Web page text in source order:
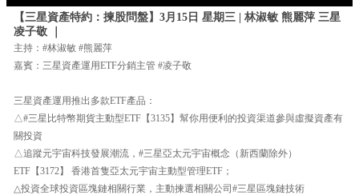
【三星資產特約：揀股問盤】3月15日 星期三 | 林淑敏 熊麗萍 三星
凌子敬 ｜
主持：#林淑敏 #熊麗萍
嘉賓：三星資產運用ETF分銷主管 #凌子敬
三星資產運用推出多款ETF產品：
△#三星比特幣期貨主動型ETF【3135】幫你用便利的投資渠道參與虛擬資產有
關投資
△追蹤元宇宙科技發展潮流，#三星亞太元宇宙概念（新西蘭除外）
ETF【3172】 香港首隻亞太元宇宙主動型管理ETF；
△投資全球投資區塊鏈相關行業，主動揀選相關公司#三星區塊鏈技術